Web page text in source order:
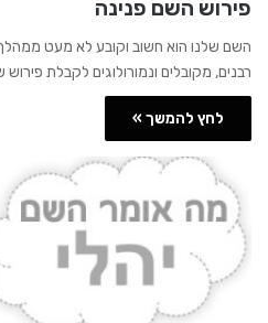
פירוש השם פנינה
השם שלנו הוא חשוב וקובע לא מעט ממהלך
רבנים, מקובלים ונמורולוגים לקבלת
לחץ להמשך »